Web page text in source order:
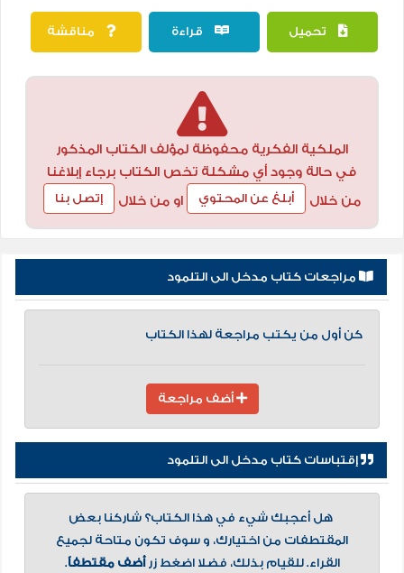
تحميل قراءة مناقشة
الملكية الفكرية محفوظة لمؤلف الكتاب المذكور
في حالة وجود أي مشكلة تخص الكتاب برجاء إبلاغنا
من خلال
أبلغ عن المحتوي او من خلال إتصل بنا
مراجعات كتاب مدخل الى التلمود
كن أول من يكتب مراجعة لهذا الكتاب
أضف مراجعة
إقتباسات كتاب مدخل الى التلمود
هل أعجبك شيء في هذا الكتاب؟ شاركنا بعض
المقتطفات من اختيارك، و سوف تكون متاحة لجميع
القراء. للقيام بذلك، فضلا اضغط زرأضف مقتطفاً.